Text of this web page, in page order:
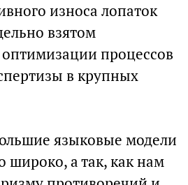
износа лопаток
взятом
процессов
в крупных
языковые модели
широко, а так, как нам